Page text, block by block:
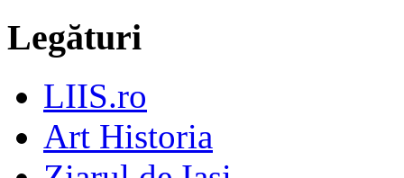
Legături
LIIS.ro
Art Historia